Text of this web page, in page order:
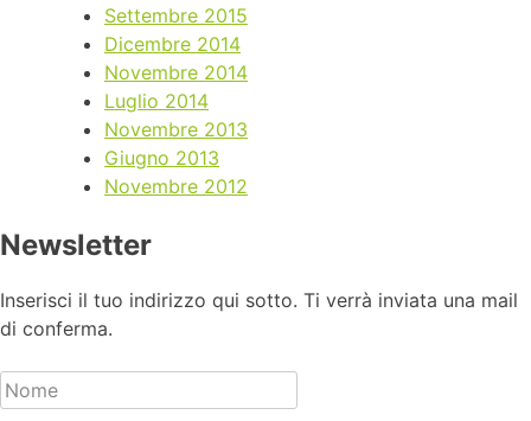
Settembre 2015
Dicembre 2014
Novembre 2014
Luglio 2014
Novembre 2013
Giugno 2013
Novembre 2012
Newsletter
Inserisci il tuo indirizzo qui sotto. Ti verrà inviata una mail
di conferma.